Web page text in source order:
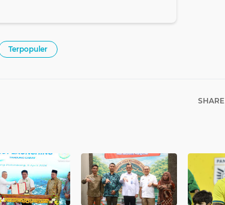
Terpopuler
SHARE